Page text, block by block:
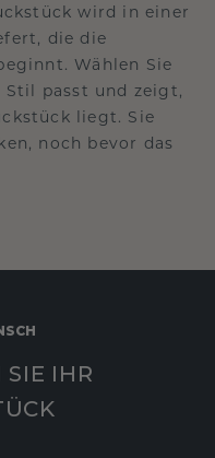
wird in einer
die die
Wählen Sie
Stil passt und zeigt,
liegt. Sie
noch bevor das
IHR